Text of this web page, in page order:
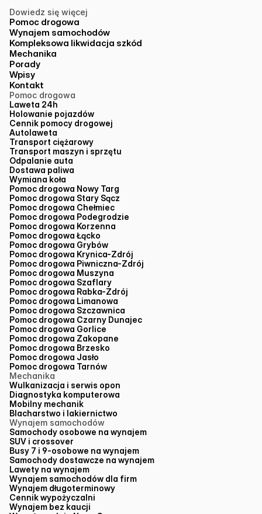
Dowiedz się więcej
Pomoc drogowa
Wynajem samochodów
Kompleksowa likwidacja szkód
Mechanika
Porady
Wpisy
Kontakt
Pomoc drogowa
Laweta 24h
Holowanie pojazdów
Cennik pomocy drogowej
Autolaweta
Transport ciężarowy
Transport maszyn i sprzętu
Odpalanie auta
Dostawa paliwa
Wymiana koła
Pomoc drogowa Nowy Targ
Pomoc drogowa Stary Sącz
Pomoc drogowa Chełmiec
Pomoc drogowa Podegrodzie
Pomoc drogowa Korzenna
Pomoc drogowa Łącko
Pomoc drogowa Grybów
Pomoc drogowa Krynica-Zdrój
Pomoc drogowa Piwniczna-Zdrój
Pomoc drogowa Muszyna
Pomoc drogowa Szaflary
Pomoc drogowa Rabka-Zdrój
Pomoc drogowa Limanowa
Pomoc drogowa Szczawnica
Pomoc drogowa Czarny Dunajec
Pomoc drogowa Gorlice
Pomoc drogowa Zakopane
Pomoc drogowa Brzesko
Pomoc drogowa Jasło
Pomoc drogowa Tarnów
Mechanika
Wulkanizacja i serwis opon
Diagnostyka komputerowa
Mobilny mechanik
Blacharstwo i lakiernictwo
Wynajem samochodów
Samochody osobowe na wynajem
SUV i crossover
Busy 7 i 9-osobowe na wynajem
Samochody dostawcze na wynajem
Lawety na wynajem
Wynajem samochodów dla firm
Wynajem długoterminowy
Cennik wypożyczalni
Wynajem bez kaucji